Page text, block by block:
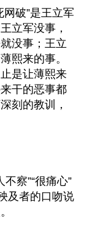
破”是王立军
立军没事，
没事；王立
熙来的事。
是让薄熙来
干的恶事都
刻的教训，
察”“很痛心”
及者的口吻说